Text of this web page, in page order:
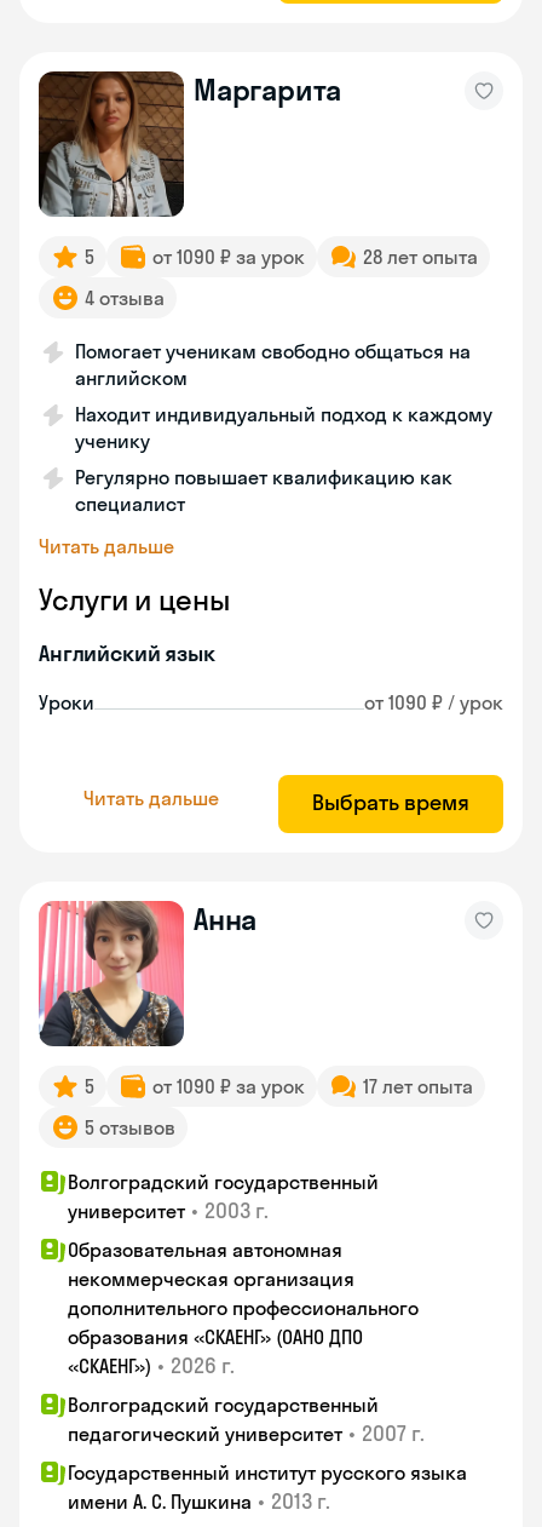
Маргарита
5 от 1090 ₽ за урок
28 лет опыта
4 отзыва
Помогает ученикам свободно общаться на
английском
Находит индивидуальный подход к каждому
ученику
Регулярно повышает квалификацию как
специалист
Читать дальше
Услуги и цены
Английский язык
Уроки от 1090 ₽ / урок
Читать дальше Выбрать время
Анна
5 от 1090 ₽ за урок
17 лет опыта
5 отзывов
Волгоградский государственный
университет • 2003 г.
Образовательная автономная
некоммерческая организация
дополнительного профессионального
образования «СКАЕНГ» (ОАНО ДПО
«СКАЕНГ») • 2026 г.
Волгоградский государственный
педагогический университет • 2007 г.
Государственный институт русского языка
имени А. С. Пушкина • 2013 г.